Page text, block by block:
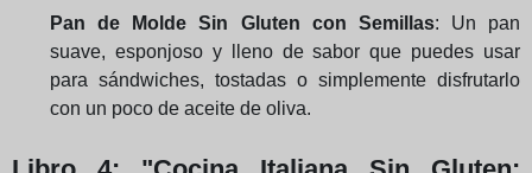
Pan de Molde Sin Gluten con Semillas: Un pan
suave, esponjoso y lleno de sabor que puedes usar
para sándwiches, tostadas o simplemente disfrutarlo
con un poco de aceite de oliva.